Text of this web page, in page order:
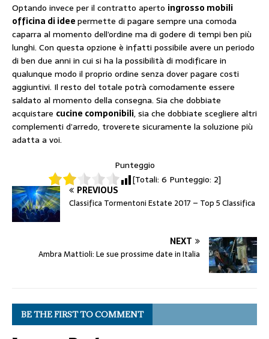
Optando invece per il contratto aperto ingrosso mobili
officina di ideepermette di pagare sempre una comoda
caparra al momento dell’ordine ma di godere di tempi ben più
lunghi. Con questa opzione è infatti possibile avere un periodo
di ben due anni in cui si ha la possibilità di modificare in
qualunque modo il proprio ordine senza dover pagare costi
aggiuntivi. Il resto del totale potrà comodamente essere
saldato al momento della consegna. Sia che dobbiate
acquistare cucine componibili, sia che dobbiate scegliere altri
complementi d’arredo, troverete sicuramente la soluzione più
adatta a voi.
Punteggio
[Totali: 6 Punteggio: 2]
PREVIOUS
Classifica Tormentoni Estate 2017 – Top 5 Classifica
NEXT
Ambra Mattioli: Le sue prossime date in Italia
BE THE FIRST TO COMMENT